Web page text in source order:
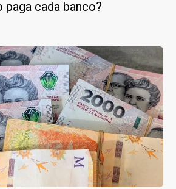
paga cada banco?